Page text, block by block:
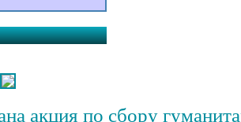
акция по сбору